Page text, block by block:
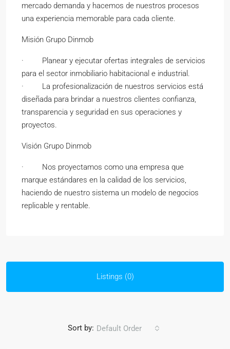
mercado demanda y hacemos de nuestros procesos
una experiencia memorable para cada cliente.
Misión Grupo Dinmob
· Planear y ejecutar ofertas integrales de servicios
para el sector inmobiliario habitacional e industrial.
· La profesionalización de nuestros servicios está
diseñada para brindar a nuestros clientes confianza,
transparencia y seguridad en sus operaciones y
proyectos.
Visión Grupo Dinmob
· Nos proyectamos como una empresa que
marque estándares en la calidad de los servicios,
haciendo de nuestro sistema un modelo de negocios
replicable y rentable.
Listings (0)
Sort by: Default Order